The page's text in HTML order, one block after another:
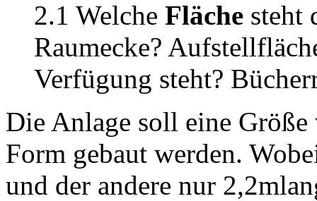
2.1 Welche Fläche steht
Raumecke?
Verfügung steht?
Die Anlage soll eine
Form gebaut werden.
und der andere nur